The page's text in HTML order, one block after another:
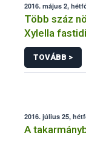
2016. május 2,
Több száz
Xylella
TOVÁBB >
2016. július 25,
A